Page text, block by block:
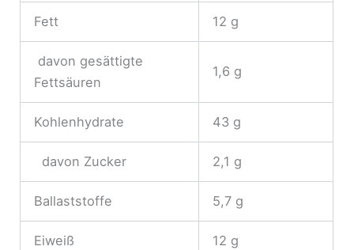
Fett 12 g
davon gesättigte
Fettsäuren
1,6 g
Kohlenhydrate 43 g
davon Zucker 2,1 g
Ballaststoffe 5,7 g
Eiweiß 12 g